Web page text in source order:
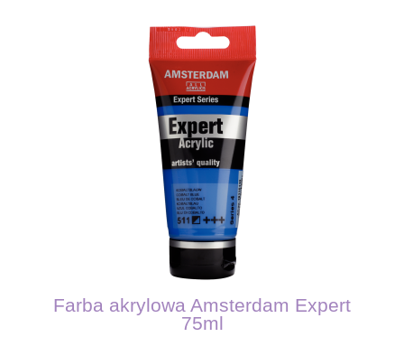
Farba akrylowa Amsterdam Expert
75ml